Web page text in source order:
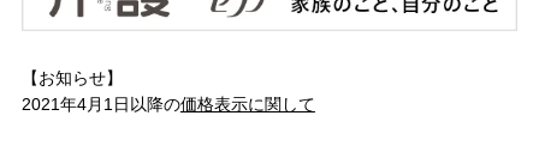
【お知らせ】
2021年4月1日以降の価格表示に関して